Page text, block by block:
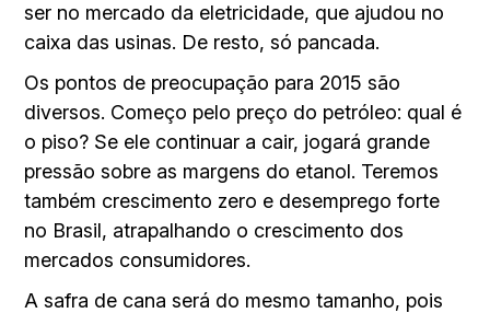
ser no mercado da eletricidade, que ajudou no
caixa das usinas. De resto, só pancada.
Os pontos de preocupação para 2015 são
diversos. Começo pelo preço do petróleo: qual é
o piso? Se ele continuar a cair, jogará grande
pressão sobre as margens do etanol. Teremos
também crescimento zero e desemprego forte
no Brasil, atrapalhando o crescimento dos
mercados consumidores.
A safra de cana será do mesmo tamanho, pois